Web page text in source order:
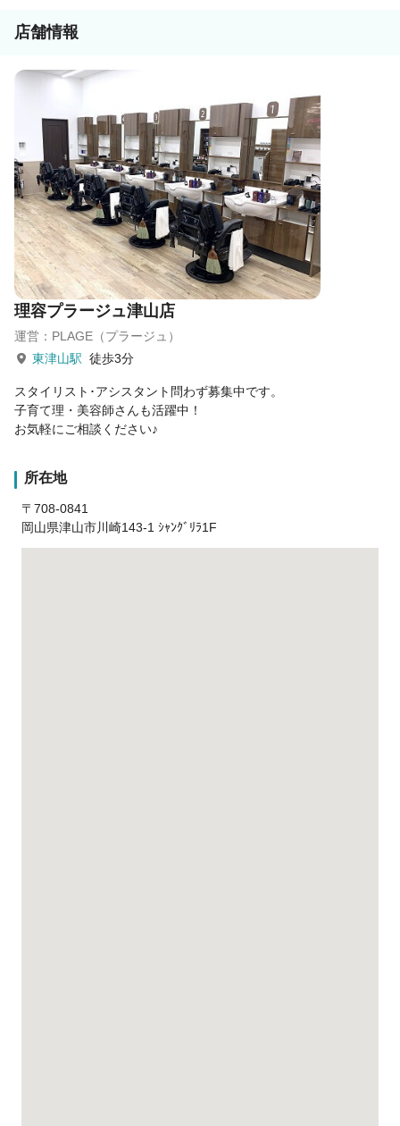
まずはお気軽にご応募ください！
店舗情報
理容プラージュ津山店
運営：PLAGE（プラージュ）
東津山駅 徒歩3分
スタイリスト･アシスタント問わず募集中です。
子育て理・美容師さんも活躍中！
お気軽にご相談ください♪
所在地
〒708-0841
岡山県津山市川崎143-1 ｼｬﾝｸﾞﾘﾗ1F